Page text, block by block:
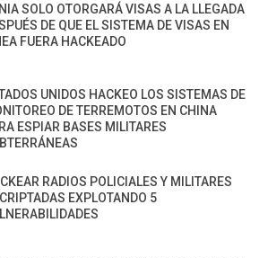
SOLO OTORGARÁ VISAS A LA LLEGADA
DE QUE EL SISTEMA DE VISAS EN
FUERA HACKEADO
UNIDOS HACKEO LOS SISTEMAS DE
DE TERREMOTOS EN CHINA
ESPIAR BASES MILITARES
RADIOS POLICIALES Y MILITARES
EXPLOTANDO 5